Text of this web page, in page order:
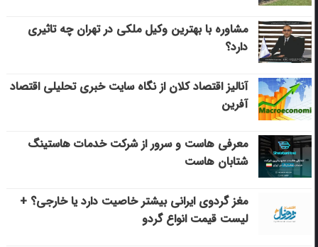
مشاوره با بهترین وکیل ملکی در تهران چه تاثیری
دارد؟
آنالیز اقتصاد کلان از نگاه سایت خبری تحلیلی اقتصاد
آفرین
معرفی هاست و سرور از شرکت خدمات هاستینگ
شتابان هاست
مغز گردوی ایرانی بیشتر خاصیت دارد یا خارجی؟ +
لیست قیمت انواع گردو